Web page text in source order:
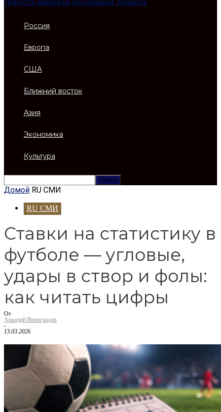
Новости мировой экономики, бизнеса
Россия
Европа
США
Ближний восток
Азия
Экономика
Культура
Домой RU СМИ
RU СМИ
Ставки на статистику в
футболе — угловые,
удары в створ и фолы:
как читать цифры
От
Аркадий Виноградов
-
13.03.2026